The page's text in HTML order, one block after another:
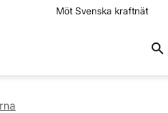
Möt Svenska kraftnät
search